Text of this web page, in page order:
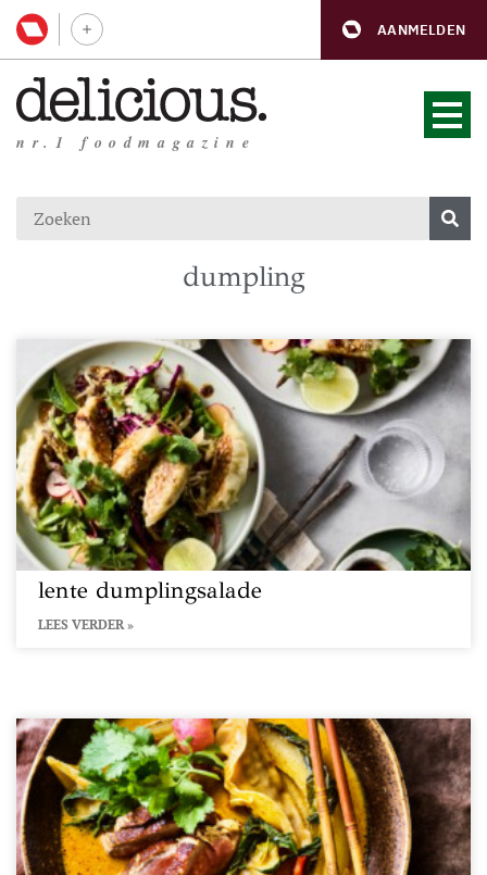
AANMELDEN
nr.1 foodmagazine
dumpling
lente dumplingsalade
LEES VERDER »